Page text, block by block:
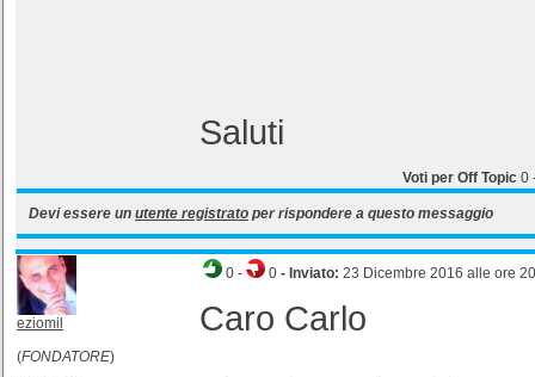
Saluti
Voti per Off Topic 0
Devi essere un utente registrato per rispondere a questo messaggio
eziomil
(FONDATORE)
0 - 0 - Inviato: 23 Dicembre 2016 alle ore
Caro Carlo